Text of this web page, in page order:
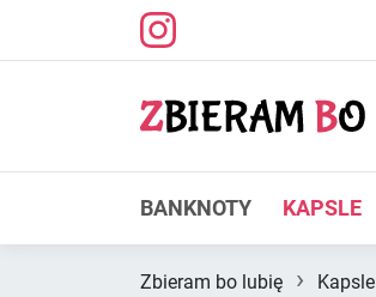
BANKNOTY KAPSLE
Zbieram bo lubię › Kapsle